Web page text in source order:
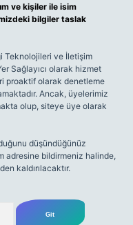
ve kişiler ile isim
bilgiler taslak
Teknolojileri ve İletişim
Sağlayıcı olarak hizmet
proaktif olarak denetleme
Ancak, üyelerimiz
olup, siteye üye olarak
düşündüğünüz
adresine bildirmeniz halinde,
kaldırılacaktır.